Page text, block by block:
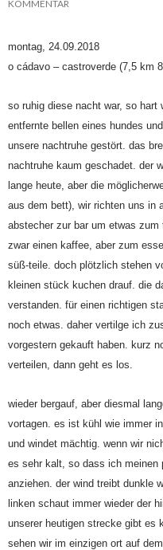
KOMMENTAR
montag, 24.09.2018
o cádavo – castroverde (7,5 km
so ruhig diese nacht war, so hart
entfernte bellen eines hundes
unsere nachtruhe gestört. das
nachtruhe kaum geschadet. der
lange heute, aber die
aus dem bett), wir richten uns in
abstecher zur bar um etwas
zwar einen kaffee, aber zum
süß-teile. doch plötzlich stehen
kleinen stück kuchen drauf. die
verstanden. für einen richtigen
noch etwas. daher vertilge ich
vorgestern gekauft haben. kurz
verteilen, dann geht es los.
wieder bergauf, aber diesmal
vortagen. es ist kühl wie immer
und windet mächtig. wenn wir
es sehr kalt, so dass ich meinen
anziehen. der wind treibt dunkle
linken schaut immer wieder der
unserer heutigen strecke gibt es
sehen wir im einzigen ort auf